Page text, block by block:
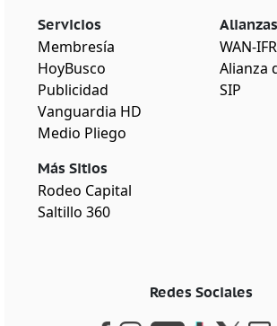
Servicios
Membresía
HoyBusco
Publicidad
Vanguardia HD
Medio Pliego
Más Sitios
Rodeo Capital
Saltillo 360
Alianzas
WAN-
Alianza
SIP
Redes Sociales